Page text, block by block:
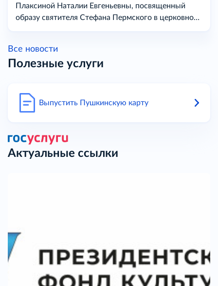
Плаксиной Наталии Евгеньевны, посвященный
образу святителя Стефана Пермского в церковном
Все новости
Полезные услуги
Выпустить Пушкинскую карту
Актуальные ссылки